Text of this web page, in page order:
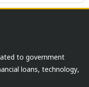
to government
loans, technology,